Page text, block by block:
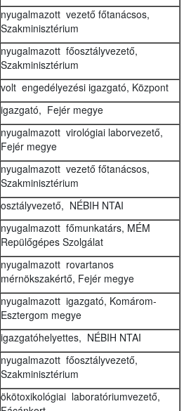
nyugalmazott vezető főtanácsos,
Szakminisztérium
nyugalmazott főosztályvezető,
Szakminisztérium
volt engedélyezési igazgató, Központ
igazgató, Fejér megye
nyugalmazott virológiai laborvezető,
Fejér megye
nyugalmazott vezető főtanácsos,
Szakminisztérium
osztályvezető, NÉBIH NTAI
nyugalmazott főmunkatárs, MÉM
Repülőgépes Szolgálat
nyugalmazott rovartanos
mérnökszakértő, Fejér megye
nyugalmazott igazgató, Komárom-
Esztergom megye
igazgatóhelyettes, NÉBIH NTAI
nyugalmazott főosztályvezető,
Szakminisztérium
ökötoxikológiai laboratóriumvezető,